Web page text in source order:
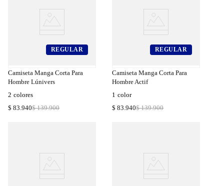
REGULAR
Camiseta Manga Corta Para
Hombre Lúnivers
2 colores
$ 139.900
$ 83 940
REGULAR
Camiseta Manga Corta Para
Hombre Actif
1 color
$ 139.900
$ 83 940